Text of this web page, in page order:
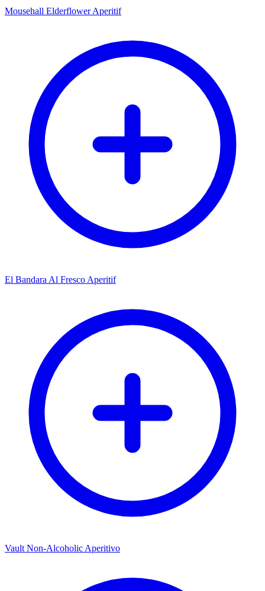
Mousehall Elderflower Aperitif
El Bandara Al Fresco Aperitif
Vault Non-Alcoholic Aperitivo